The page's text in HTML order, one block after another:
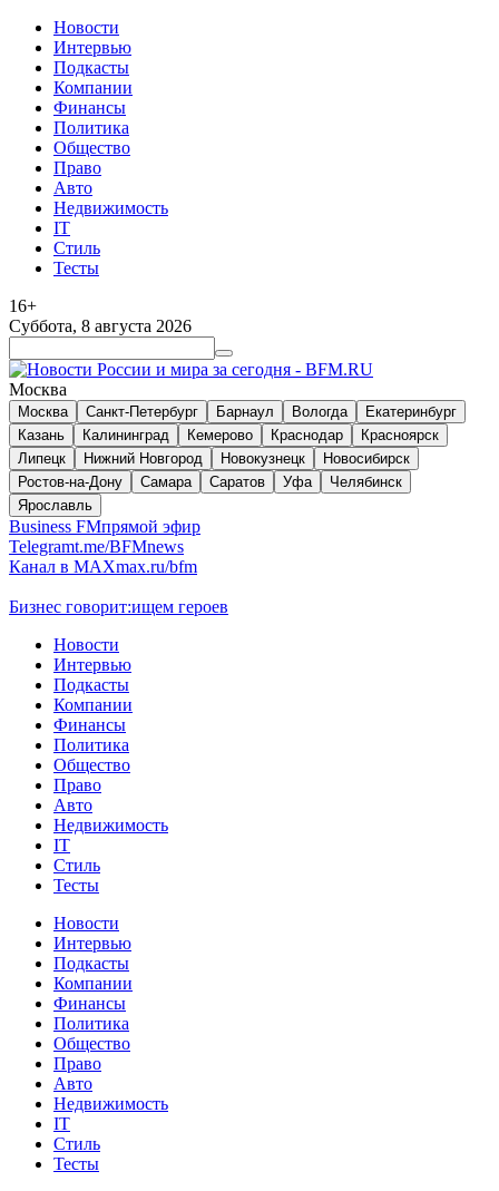
Новости
Интервью
Подкасты
Компании
Финансы
Политика
Общество
Право
Авто
Недвижимость
IT
Стиль
Тесты
16+
Суббота, 8 августа 2026
Москва
Москва Санкт-Петербург Барнаул Вологда
Екатеринбург
Казань
Калининград Кемерово Краснодар
Красноярск
Липецк
Нижний Новгород Новокузнецк
Новосибирск
Ростов-на-Дону
Самара Саратов Уфа
Челябинск
Ярославль
Business FMпрямой эфир
Telegramt.me/BFMnews
Канал в MAXmax.ru/bfm
Бизнес говорит:ищем героев
Новости
Интервью
Подкасты
Компании
Финансы
Политика
Общество
Право
Авто
Недвижимость
IT
Стиль
Тесты
Новости
Интервью
Подкасты
Компании
Финансы
Политика
Общество
Право
Авто
Недвижимость
IT
Стиль
Тесты